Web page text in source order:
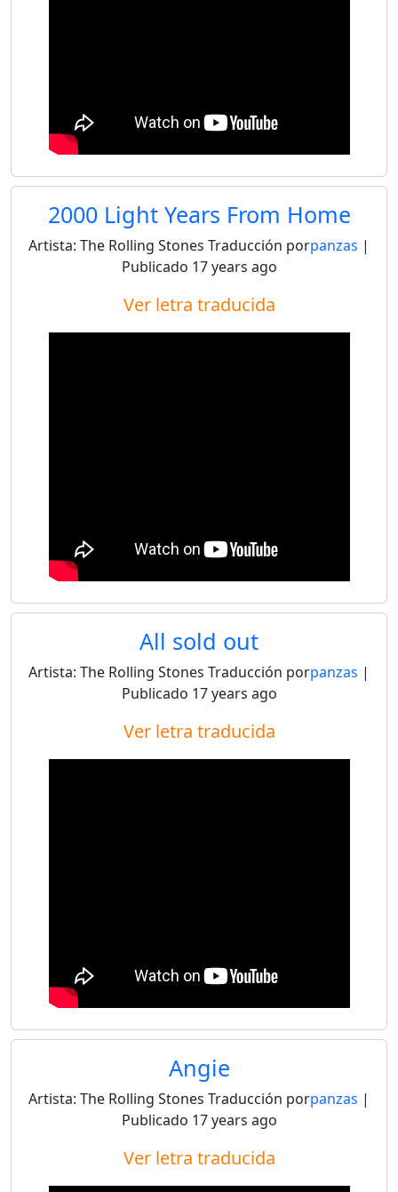
2000 Light Years From Home
Artista: The Rolling Stones Traducción porpanzas |
Publicado 17 years ago
Ver letra traducida
All sold out
Artista: The Rolling Stones Traducción porpanzas |
Publicado 17 years ago
Ver letra traducida
Angie
Artista: The Rolling Stones Traducción porpanzas |
Publicado 17 years ago
Ver letra traducida